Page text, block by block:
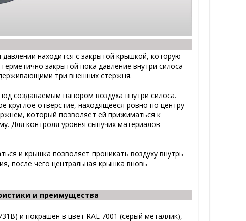
находится с закрытой крышкой, которую
закрытой пока давление внутри силоса
три внешних стержня.
создаваемым напором воздуха внутри силоса.
отверстие, находящееся ровно по центру
который позволяет ей прижиматься к
Для контроля уровня сыпучих материалов
и крышка позволяет проникать воздуху внутрь
после чего центральная крышка вновь
и преимущества
и покрашен в цвет RAL 7001 (серый металлик),